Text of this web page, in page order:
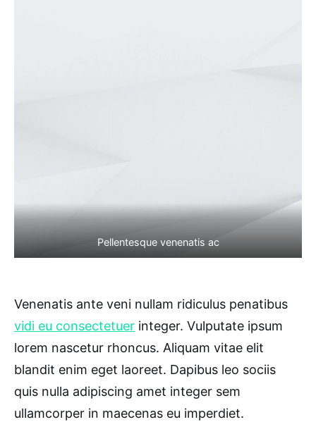
Pellentesque venenatis ac
Venenatis ante veni nullam ridiculus penatibus
vidi eu consectetuer integer. Vulputate ipsum
lorem nascetur rhoncus. Aliquam vitae elit
blandit enim eget laoreet. Dapibus leo sociis
quis nulla adipiscing amet integer sem
ullamcorper in maecenas eu imperdiet.